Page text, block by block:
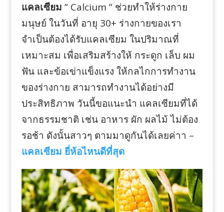
แคลเซียม ” Calcium ” ช่วยทำให้ร่างกาย
มนุษย์ ในวันที่ อายุ 30+ ร่างกายของเรา
จำเป็นต้องได้รับแคลเซียม ในปริมาณที่
เหมาะสม เพื่อเสริมสร้างให้ กระดูก เล็บ ผม
ฟัน และข้อเข่าแข็งแรง ให้กลไกการทำงาน
ของร่างกาย สามารถทำงานได้อย่างมี
ประสิทธิภาพ วันนี้ขอแนะนำ แคลเซียมที่ได้
จากธรรมชาติ เช่น อาหาร ผัก ผลไม้ ไม่ต้อง
รอช้า ดังนั้นสาวๆ ตามมาดูกันได้เลยค่าา –
แคลเซียม ยี่ห้อไหนดีที่สุด